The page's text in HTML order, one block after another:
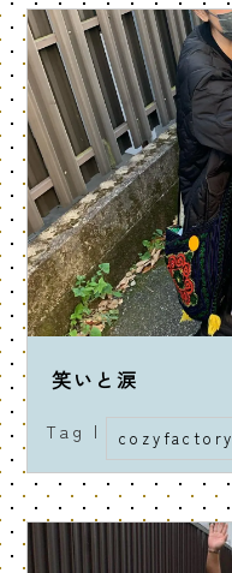
笑いと涙
Tag | cozyfactory